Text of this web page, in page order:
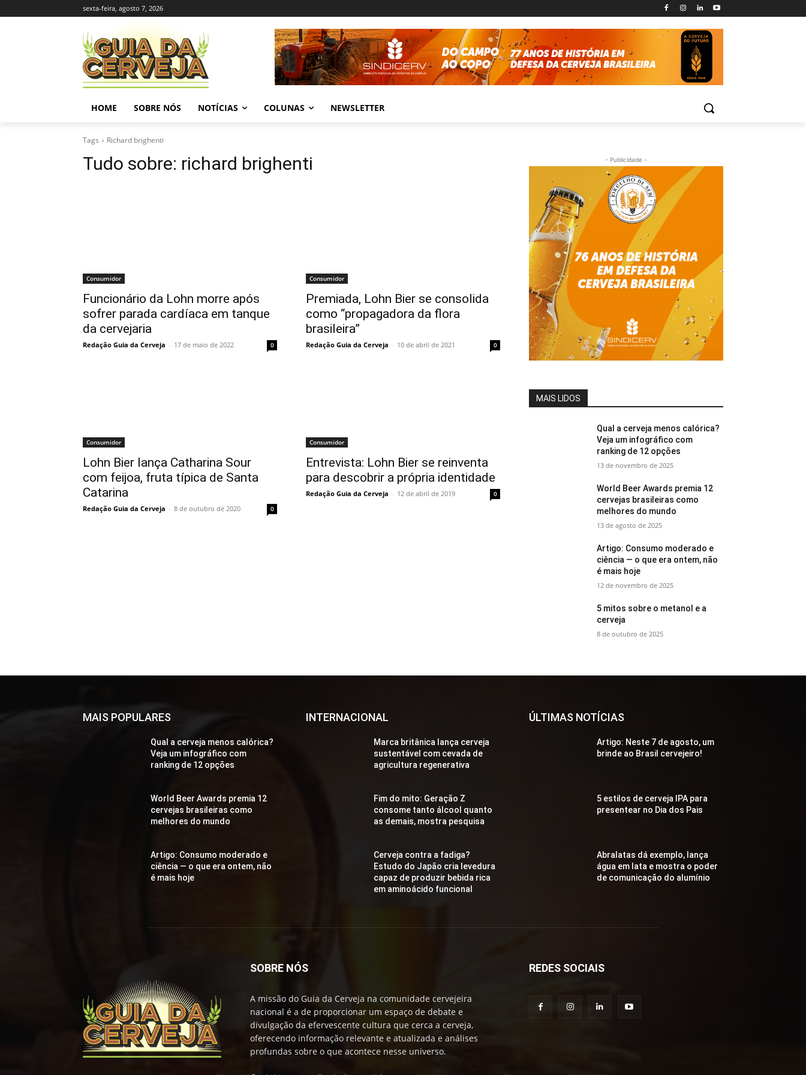
sexta-feira, agosto 7, 2026
HOME SOBRE NÓS NOTÍCIAS COLUNAS NEWSLETTER
Tags Richard brighenti
Tudo sobre: richard brighenti
Consumidor
Funcionário da Lohn morre após
sofrer parada cardíaca em tanque
da cervejaria
Redação Guia da Cerveja - 17 de maio de 2022 0
Consumidor
Premiada, Lohn Bier se consolida
como “propagadora da flora
brasileira”
Redação Guia da Cerveja - 10 de abril de 2021 0
Consumidor
Lohn Bier lança Catharina Sour
com feijoa, fruta típica de Santa
Catarina
Redação Guia da Cerveja - 8 de outubro de 2020 0
Consumidor
Entrevista: Lohn Bier se reinventa
para descobrir a própria identidade
Redação Guia da Cerveja - 12 de abril de 2019 0
- Publicidade -
MAIS LIDOS
Qual a cerveja menos calórica?
Veja um infográfico com
ranking de 12 opções
13 de novembro de 2025
World Beer Awards premia 12
cervejas brasileiras como
melhores do mundo
13 de agosto de 2025
Artigo: Consumo moderado e
ciência — o que era ontem, não
é mais hoje
12 de novembro de 2025
5 mitos sobre o metanol e a
cerveja
8 de outubro de 2025
MAIS POPULARES
Qual a cerveja menos calórica?
Veja um infográfico com
ranking de 12 opções
World Beer Awards premia 12
cervejas brasileiras como
melhores do mundo
Artigo: Consumo moderado e
ciência — o que era ontem, não
é mais hoje
INTERNACIONAL
Marca britânica lança cerveja
sustentável com cevada de
agricultura regenerativa
Fim do mito: Geração Z
consome tanto álcool quanto
as demais, mostra pesquisa
Cerveja contra a fadiga?
Estudo do Japão cria levedura
capaz de produzir bebida rica
em aminoácido funcional
ÚLTIMAS NOTÍCIAS
Artigo: Neste 7 de agosto, um
brinde ao Brasil cervejeiro!
5 estilos de cerveja IPA para
presentear no Dia dos Pais
Abralatas dá exemplo, lança
água em lata e mostra o poder
de comunicação do alumínio
SOBRE NÓS
A missão do Guia da Cerveja na comunidade cervejeira
nacional é a de proporcionar um espaço de debate e
divulgação da efervescente cultura que cerca a cerveja,
oferecendo informação relevante e atualizada e análises
profundas sobre o que acontece nesse universo.
REDES SOCIAIS